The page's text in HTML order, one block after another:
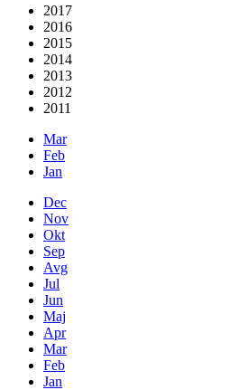
2017
2016
2015
2014
2013
2012
2011
Mar
Feb
Jan
Dec
Nov
Okt
Sep
Avg
Jul
Jun
Maj
Apr
Mar
Feb
Jan